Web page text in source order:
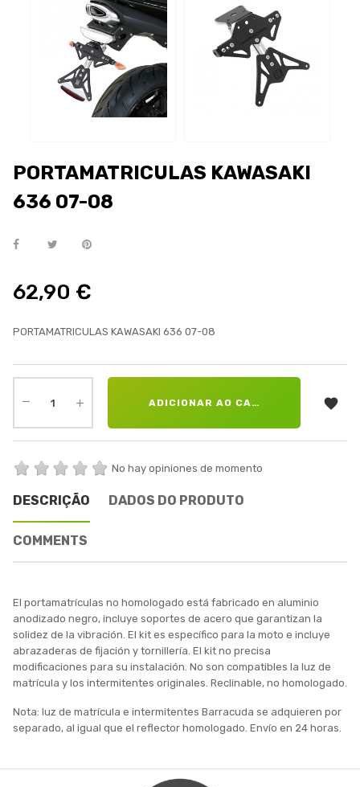
PORTAMATRICULAS KAWASAKI
636 07-08
62,90 €
PORTAMATRICULAS KAWASAKI 636 07-08
ADICIONAR AO CARRINHO 
No hay opiniones de momento
DESCRIÇÃO DADOS DO PRODUTO
COMMENTS
El portamatrículas no homologado está fabricado en aluminio
anodizado negro, incluye soportes de acero que garantizan la
solidez de la vibración. El kit es específico para la moto e incluye
abrazaderas de fijación y tornillería. El kit no precisa
modificaciones para su instalación. No son compatibles la luz de
matrícula y los intermitentes originales. Reclinable, no homologado.
Nota: luz de matrícula e intermitentes Barracuda se adquieren por
separado, al igual que el reflector homologado. Envío en 24 horas.